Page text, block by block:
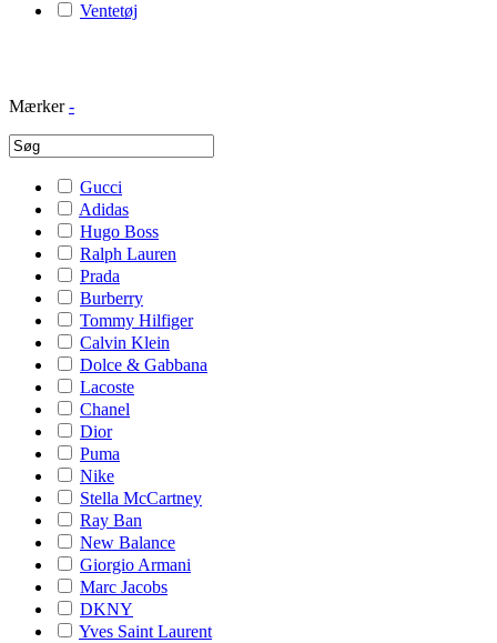
Ventetøj
Mærker -
Gucci
Adidas
Hugo Boss
Ralph Lauren
Prada
Burberry
Tommy Hilfiger
Calvin Klein
Dolce & Gabbana
Lacoste
Chanel
Dior
Puma
Nike
Stella McCartney
Ray Ban
New Balance
Giorgio Armani
Marc Jacobs
DKNY
Yves Saint Laurent